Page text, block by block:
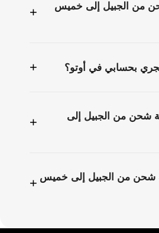
من الجبيل إلى خميس
+
بحسابي في أوتو؟ +
من الجبيل إلى
+
شحن من الجبيل إلى خميس +